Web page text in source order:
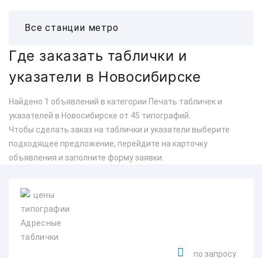
Где заказать таблички и
указатели в Новосибирске
Найдено 1 объявлений в категории Печать табличек и
указателей в Новосибирске от 45 типографий.
Чтобы сделать заказ на таблички и указатели выберите
подходящее предложение, перейдите на карточку
объявления и заполните форму заявки.
по запросу